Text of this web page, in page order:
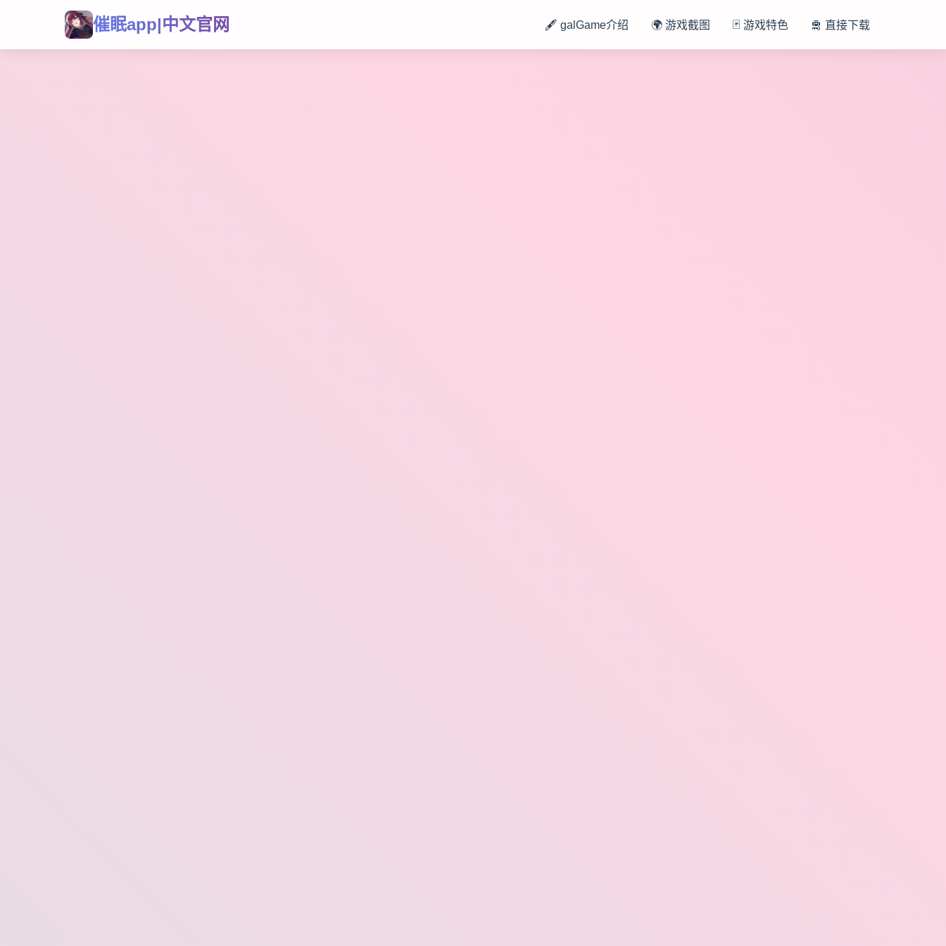
催眠app|中文官网 🖋️ galGame介绍 🌍 游戏截图 🃏 游戏特色 🛅 直接下载